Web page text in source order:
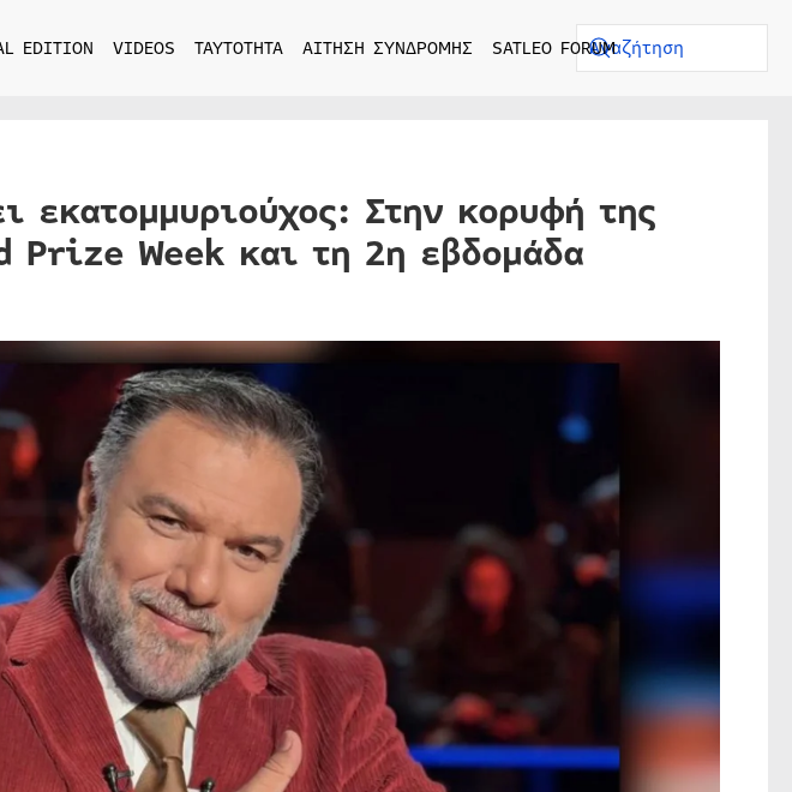
EDITION VIDEOS ΤΑΥΤΟΤΗΤΑ ΑΙΤΗΣΗ ΣΥΝΔΡΟΜΗΣ SATLEO FORUM
εκατομμυριούχος: Στην κορυφή της
Prize Week και τη 2η εβδομάδα